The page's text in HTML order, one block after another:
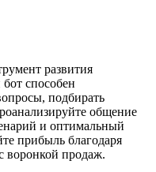
развития
способен
подбирать
общение
и оптимальный
прибыль благодаря
воронкой продаж.